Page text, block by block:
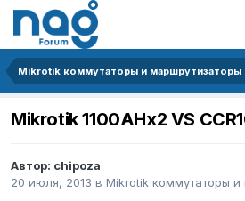
Mikrotik коммутаторы и маршрутизаторы
Mikrotik 1100AHx2 VS
Автор: chipoza
20 июля, 2013 в Mikrotik коммутаторы